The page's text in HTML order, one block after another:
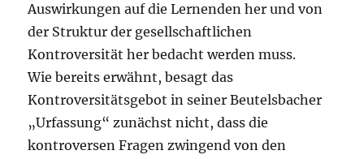
Auswirkungen auf die Lernenden her und von
der Struktur der gesellschaftlichen
Kontroversität her bedacht werden muss.
Wie bereits erwähnt, besagt das
Kontroversitätsgebot in seiner Beutelsbacher
„Urfassung“ zunächst nicht, dass die
kontroversen Fragen zwingend von den